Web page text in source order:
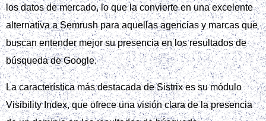
los datos de mercado, lo que la convierte en una excelente
alternativa a Semrush para aquellas agencias y marcas que
buscan entender mejor su presencia en los resultados de
búsqueda de Google.
La característica más destacada de Sistrix es su módulo
Visibility Index, que ofrece una visión clara de la presencia